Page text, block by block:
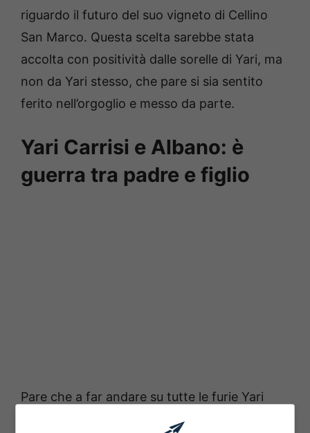
riguardo il futuro del suo vigneto di Cellino
San Marco. Questa scelta sarebbe stata
accolta con positività dalle sorelle di Yari, ma
non da Yari stesso, che pare si sia sentito
ferito nell’orgoglio e messo da parte.
Yari Carrisi e Albano: è
guerra tra padre e figlio
Pare che a far andare su tutte le furie Yari
la decisione di Albano di